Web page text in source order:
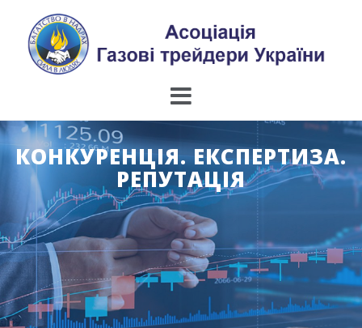
content
КОНКУРЕНЦІЯ. ЕКСПЕРТИЗА.
РЕПУТАЦІЯ